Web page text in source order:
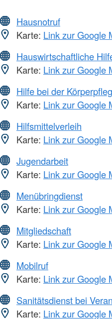
Hausnotruf
Karte: Link zur Google
Hauswirtschaftliche
Karte: Link zur Google
Hilfe bei der
Karte: Link zur Google
Hilfsmittelverleih
Karte: Link zur Google
Jugendarbeit
Karte: Link zur Google
Menübringdienst
Karte: Link zur Google
Mitgliedschaft
Karte: Link zur Google
Mobilruf
Karte: Link zur Google
Sanitätsdienst bei
Karte: Link zur Google